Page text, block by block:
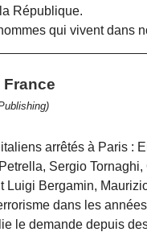
République.
qui vivent dans
arrêtés à Paris :
Sergio
Luigi Bergamin,
dans les
le demande depuis